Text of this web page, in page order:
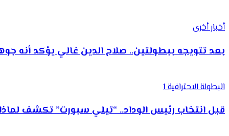
أخبار أخرى
بعد تتويجه ببطولتين.. صلاح الدين غالي يؤكد أنه
البطولة الاحترافية 1
قبل انتخاب رئيس الوداد.. “تيلي سبورت” تكشف